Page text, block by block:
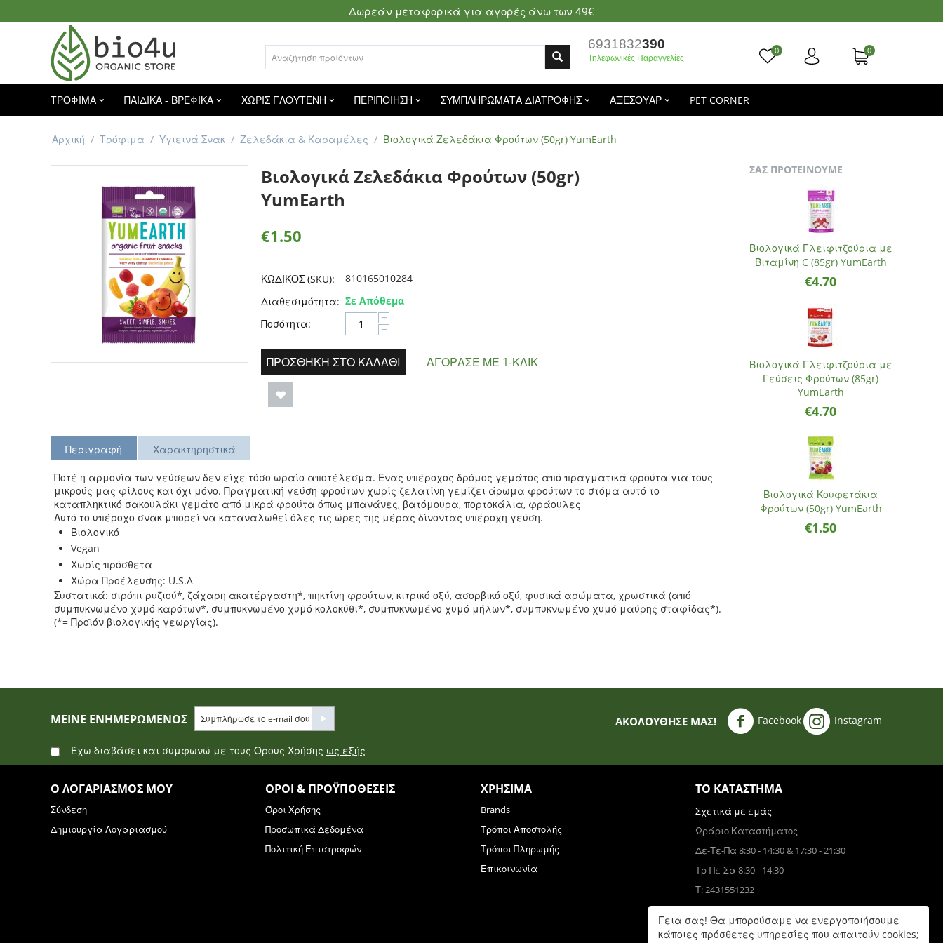
Δωρεάν μεταφορικά για αγορές άνω των 49€
6931832390
Τηλεφωνικές Παραγγελίες
0 0
ΤΡΟΦΙΜΑ ΠΑΙΔΙΚΑ - ΒΡΕΦΙΚΑ ΧΩΡΙΣ ΓΛΟΥΤΕΝΗ ΠΕΡΙΠΟΙΗΣΗ ΣΥΜΠΛΗΡΩΜΑΤΑ ΔΙΑΤΡΟΦΗΣ ΑΞΕΣΟΥΑΡ PET CORNER
Αρχική / Τρόφιμα / Υγιεινά Σνακ / Ζελεδάκια & Καραμέλες / Βιολογικά Ζελεδάκια Φρούτων (50gr) YumEarth
Βιολογικά Ζελεδάκια Φρούτων (50gr)
YumEarth
€1.50
ΚΩΔΙΚΟΣ (SKU):
810165010284
Διαθεσιμότητα: Σε Απόθεμα
Ποσότητα:
+
−
ΠΡΟΣΘΉΚΗ ΣΤΟ ΚΑΛΆΘΙ ΑΓΌΡΑΣΕ ΜΕ 1-ΚΛΙΚ
Περιγραφή Χαρακτηρηστικά
Ποτέ η αρμονία των γεύσεων δεν είχε τόσο ωραίο αποτέλεσμα. Ένας υπέροχος δρόμος γεμάτος από πραγματικά φρούτα για τους
μικρούς μας φίλους και όχι μόνο. Πραγματική γεύση φρούτων χωρίς ζελατίνη γεμίζει άρωμα φρούτων το στόμα αυτό το
καταπληκτικό σακουλάκι γεμάτο από μικρά φρούτα όπως μπανάνες, βατόμουρα, πορτοκάλια, φράουλες
Αυτό το υπέροχο σνακ μπορεί να καταναλωθεί όλες τις ώρες της μέρας δίνοντας υπέροχη γεύση.
Βιολογικό
Vegan
Χωρίς πρόσθετα
Χώρα Προέλευσης: U.S.A
Συστατικά: σιρόπι ρυζιού*, ζάχαρη ακατέργαστη*, πηκτίνη φρούτων, κιτρικό οξύ, ασορβικό οξύ, φυσικά αρώματα, χρωστικά (από
συμπυκνωμένο χυμό καρότων*, συμπυκνωμένο χυμό κολοκύθι*, συμπυκνωμένο χυμό μήλων*, συμπυκνωμένο χυμό μαύρης σταφίδας*).
(*= Προϊόν βιολογικής γεωργίας).
ΣΑΣ ΠΡΟΤΕΙΝΟΥΜΕ
Βιολογικά Γλειφιτζούρια με
Βιταμίνη C (85gr) YumEarth
€4.70
Βιολογικά Γλειφιτζούρια με
Γεύσεις Φρούτων (85gr)
YumEarth
€4.70
Βιολογικά Κουφετάκια
Φρούτων (50gr) YumEarth
€1.50
ΜΕΊΝΕ ΕΝΗΜΕΡΩΜΈΝΟΣ
Έχω διαβάσει και συμφωνώ με τους Όρους Χρήσης ως εξής
ΑΚΟΛΟΥΘΗΣΈ ΜΑΣ! Facebook Instagram
Ο ΛΟΓΑΡΙΑΣΜΌΣ ΜΟΥ
Σύνδεση
Δημιουργία Λογαριασμού
ΌΡΟΙ & ΠΡΟΫΠΟΘΈΣΕΙΣ
Όροι Χρήσης
Προσωπικά Δεδομένα
Πολιτική Επιστροφών
ΧΡΉΣΙΜΑ
Brands
Τρόποι Αποστολής
Τρόποι Πληρωμής
Επικοινωνία
ΤΟ ΚΑΤΆΣΤΗΜΑ
Σχετικά με εμάς
Ωράριο Καταστήματος
Δε-Τε-Πα 8:30 - 14:30 & 17:30 - 21:30
Τρ-Πε-Σα 8:30 - 14:30
Τ: 2431551232
Τ: 6931832390
Γεια σας! Θα μπορούσαμε να ενεργοποιήσουμε
κάποιες πρόσθετες υπηρεσίες που απαιτούν cookies;